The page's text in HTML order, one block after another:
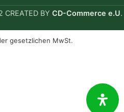
BY CD-Commerce e.U.
gesetzlichen MwSt.